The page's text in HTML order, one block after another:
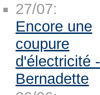
27/07:
Encore une
coupure
d'électricité -
Bernadette